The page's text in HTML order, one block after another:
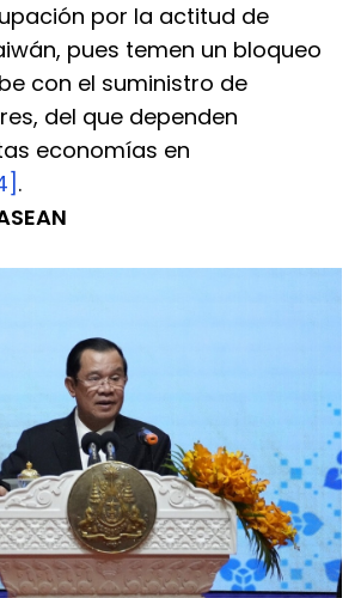
por la actitud de
pues temen un bloqueo
con el suministro de
del que dependen
economías en
.